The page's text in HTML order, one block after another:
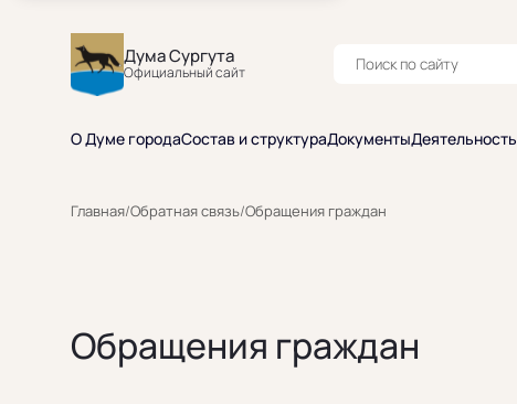
Дума Сургута
Официальный сайт
О Думе городаСостав и структураДокументыДеятельность
Главная/Обратная связь/Обращения граждан
Обращения граждан